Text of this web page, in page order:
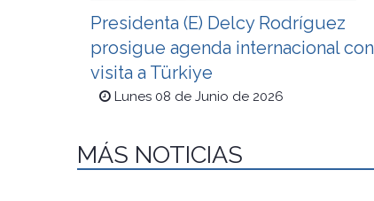
Presidenta (E) Delcy Rodríguez
prosigue agenda internacional con
visita a Türkiye
Lunes 08 de Junio de 2026
MÁS NOTICIAS